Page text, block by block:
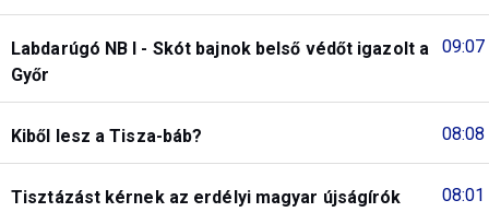
09:07
Labdarúgó NB I - Skót bajnok belső védőt igazolt a
Győr
08:08
Kiből lesz a Tisza-báb?
08:01
Tisztázást kérnek az erdélyi magyar újságírók